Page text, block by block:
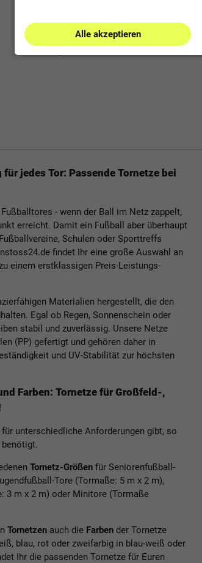
konfigurierbar
127,90 €
jedes Tor: Passende Tornetze bei
- wenn der Ball im Netz zappelt,
erreicht. Damit ein Fußball aber überhaupt
Schulen oder Sporttreffs
findet Ihr eine große Auswahl an
einem erstklassigen Preis-Leistungs-
Materialien hergestellt, die den
Egal ob Regen, Sonnenschein oder
stabil und zuverlässig. Unsere Netze
(PP) gefertigt und gehören daher in
und UV-Stabilität zur höchsten
Farben: Tornetze für Großfeld-,
unterschiedliche Anforderungen gibt, so
benötigt.
Tornetz-Größen für Seniorenfußball-
Tore (Tormaße: 5 m x 2 m),
3 m x 2 m) oder Minitore (Tormaße
Tornetzen auch die Farben der Tornetze
blau, rot oder zweifarbig in blau-weiß oder
Ihr die passenden Tornetze für Euren
Alle akzeptieren